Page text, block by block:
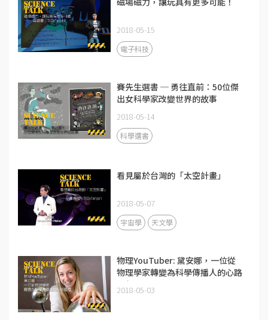
2018-05-15
電子科技
賽先生選書 ─ 勇往直前：50位傑
出女科學家改變世界的故事
2018-05-14
科學選書
看見屬於台灣的「太空計畫」
2018-05-07
宇宙學 天文學
物理YouTuber: 黛安娜，一位從
物理學家轉變為科學傳播人的心路
歷程
2018-05-03